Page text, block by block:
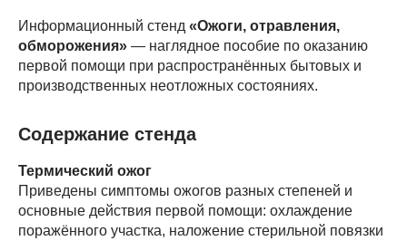
Информационный стенд «Ожоги, отравления,
обморожения» — наглядное пособие по оказанию
первой помощи при распространённых бытовых и
производственных неотложных состояниях.
Содержание стенда
Термический ожог
Приведены симптомы ожогов разных степеней и
основные действия первой помощи: охлаждение
поражённого участка, наложение стерильной повязки